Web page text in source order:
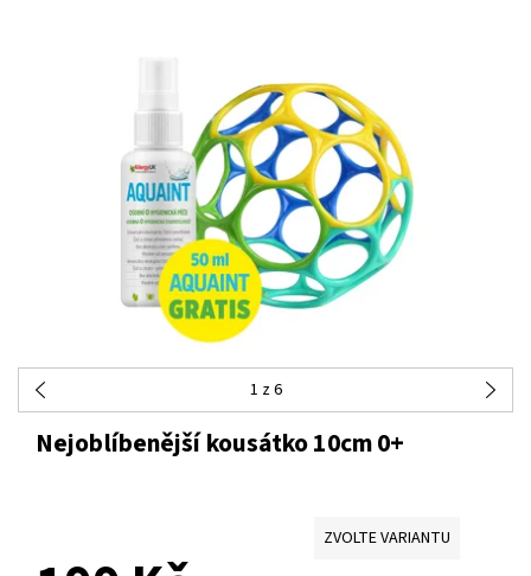
1 z 6
Nejoblíbenější kousátko 10cm 0+
ZVOLTE VARIANTU